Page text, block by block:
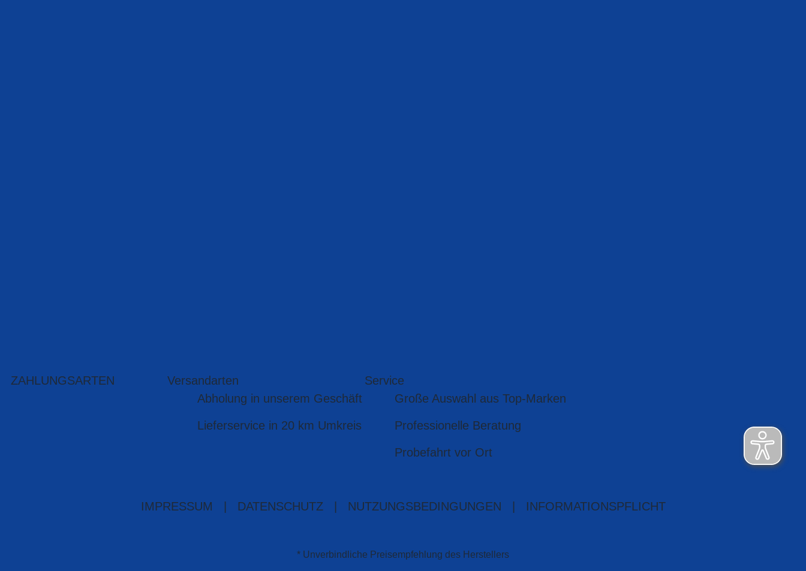
ZAHLUNGSARTEN
Versandarten
Abholung in unserem Geschäft
Lieferservice in 20 km Umkreis
Service
Große Auswahl aus Top-Marken
Professionelle Beratung
Probefahrt vor Ort
IMPRESSUM DATENSCHUTZ NUTZUNGSBEDINGUNGEN INFORMATIONSPFLICHT
* Unverbindliche Preisempfehlung des Herstellers